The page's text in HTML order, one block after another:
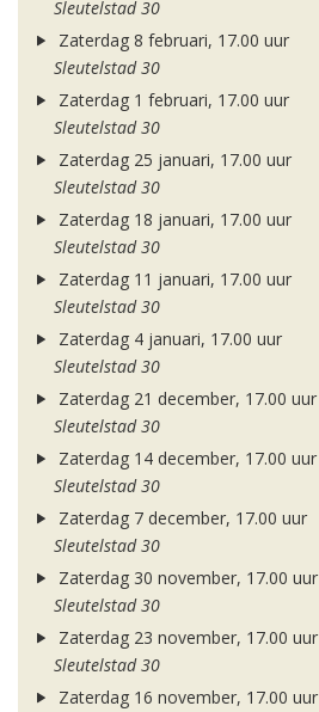
Sleutelstad 30
Zaterdag 8 februari, 17.00 uur
Sleutelstad 30
Zaterdag 1 februari, 17.00 uur
Sleutelstad 30
Zaterdag 25 januari, 17.00 uur
Sleutelstad 30
Zaterdag 18 januari, 17.00 uur
Sleutelstad 30
Zaterdag 11 januari, 17.00 uur
Sleutelstad 30
Zaterdag 4 januari, 17.00 uur
Sleutelstad 30
Zaterdag 21 december, 17.00 uur
Sleutelstad 30
Zaterdag 14 december, 17.00 uur
Sleutelstad 30
Zaterdag 7 december, 17.00 uur
Sleutelstad 30
Zaterdag 30 november, 17.00 uur
Sleutelstad 30
Zaterdag 23 november, 17.00 uur
Sleutelstad 30
Zaterdag 16 november, 17.00 uur